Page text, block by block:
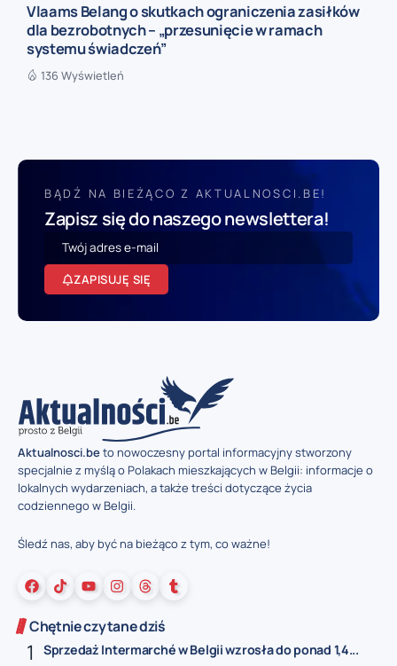
Vlaams Belang o skutkach ograniczenia zasiłków
dla bezrobotnych – „przesunięcie w ramach
systemu świadczeń”
136 Wyświetleń
BĄDŹ NA BIEŻĄCO Z AKTUALNOSCI.BE!
Zapisz się do naszego newslettera!
ZAPISUJĘ SIĘ
Aktualnosci.beto nowoczesny portal informacyjny stworzony
specjalnie z myślą o Polakach mieszkających w Belgii: informacje o
lokalnych wydarzeniach, a także treści dotyczące życia
codziennego w Belgii.
Śledź nas, aby być na bieżąco z tym, co ważne!
Chętnie czytane dziś
Sprzedaż Intermarché w Belgii wzrosła do ponad 1,4...